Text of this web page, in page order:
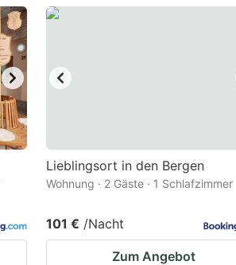
Lieblingsort in den Bergen
Wohnung · 2 Gäste · 1 Schlafzimmer
101 € /Nacht
Zum Angebot